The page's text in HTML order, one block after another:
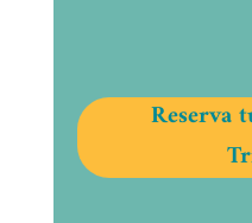
Reserva